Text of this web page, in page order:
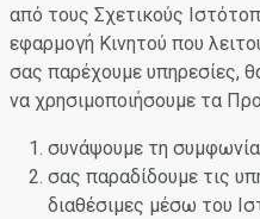
από τους Σχετικούς
εφαρμογή Κινητού που
σας παρέχουμε υπηρεσίες,
να χρησιμοποιήσουμε τα
συνάψουμε τη
σας παραδίδουμε τις
διαθέσιμες μέσω του